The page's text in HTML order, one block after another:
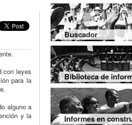
con leyes
para la
alguno a
y la
Buscador
Biblioteca de
Informes en